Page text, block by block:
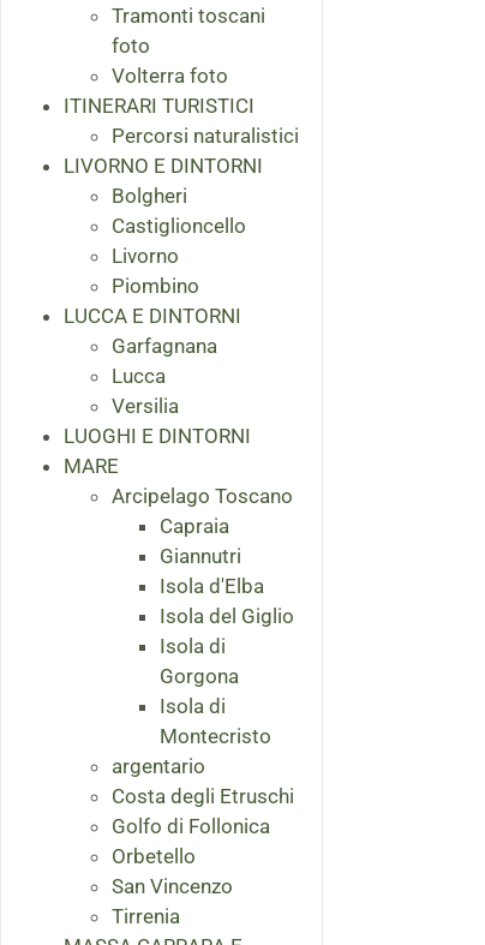
Tramonti toscani
foto
Volterra foto
ITINERARI TURISTICI
Percorsi naturalistici
LIVORNO E DINTORNI
Bolgheri
Castiglioncello
Livorno
Piombino
LUCCA E DINTORNI
Garfagnana
Lucca
Versilia
LUOGHI E DINTORNI
MARE
Arcipelago Toscano
Capraia
Giannutri
Isola d'Elba
Isola del Giglio
Isola di
Gorgona
Isola di
Montecristo
argentario
Costa degli Etruschi
Golfo di Follonica
Orbetello
San Vincenzo
Tirrenia